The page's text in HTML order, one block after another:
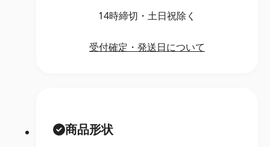
14時締切・土日祝除く
受付確定・発送日について
商品形状